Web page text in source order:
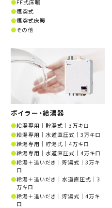
FF式床暖
煙突式
煙突式床暖
その他
ボイラー・給湯器
給湯専用│貯湯式│3万キロ
給湯専用│水道直圧式│3万キロ
給湯専用│貯湯式│4万キロ
給湯専用│水道直圧式│4万キロ
給湯＋追いだき│貯湯式│3万キ
ロ
給湯＋追いだき│水道直圧式│3
万キロ
給湯＋追いだき│貯湯式│4万キ
ロ